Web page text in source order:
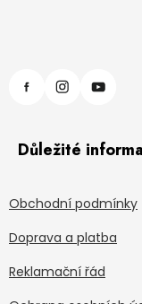
Důležité
Obchodní podmínky
Doprava a platba
Reklamační řád